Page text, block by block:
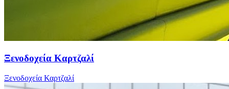
Ξενοδοχεία Καρτζαλί
Ξενοδοχεία Καρτζαλί